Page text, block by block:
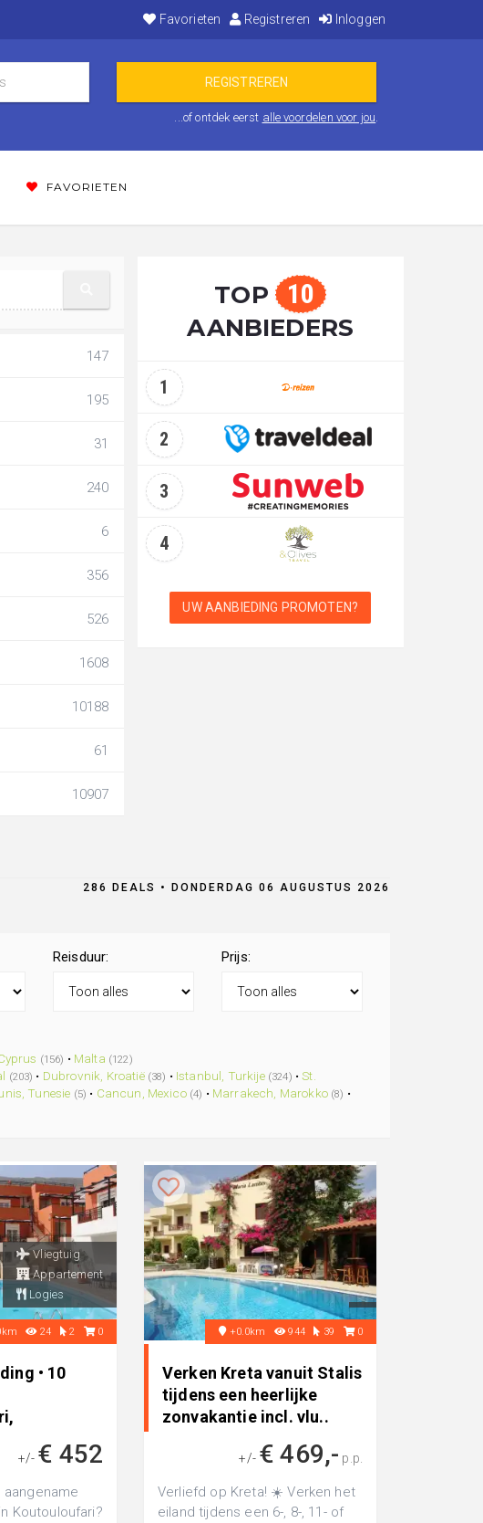
Favorieten Registreren Inloggen
...of ontdek eerst alle voordelen voor jou.
FAVORIETEN
147
195
31
240
6
356
526
1608
10188
61
10907
TOP 10
AANBIEDERS
1
2
3
4
UW AANBIEDING PROMOTEN?
286 DEALS • DONDERDAG 06 AUGUSTUS 2026
Reisduur: Prijs:
(156) • Malta (122)
(203) • Dubrovnik, Kroatië (38) • Istanbul, Turkije (324) •St.
Tunesie (5) • Cancun, Mexico (4) • Marrakech, Marokko (8) •
Vliegtuig
Appartement
Logies
24 2 0
• 10
+/- € 452
aangename
Koutouloufari?
+0.0km 944 39 0
Verken Kreta vanuit Stalis
tijdens een heerlijke
zonvakantie incl. vlu..
+/- € 469,- p.p.
Verliefd op Kreta! ☀️ Verken het
eiland tijdens een 6-, 8-, 11- of